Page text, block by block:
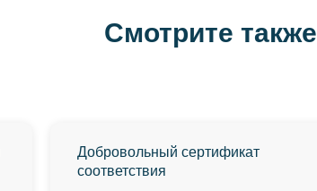
Смотрите также
Добровольный сертификат
соответствия